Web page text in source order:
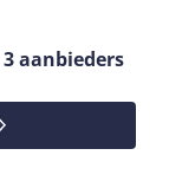
3aanbieders